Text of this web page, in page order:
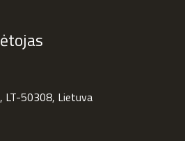
LT-50308, Lietuva